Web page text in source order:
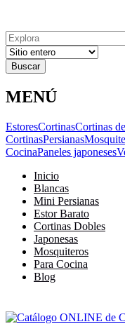
Resultados
para
MENÚ
EstoresCortinasCortinas
CortinasPersianas
CocinaPaneles japoneses
Inicio
Blancas
Mini Persianas
Estor Barato
Cortinas Dobles
Japonesas
Mosquiteros
Para Cocina
Blog